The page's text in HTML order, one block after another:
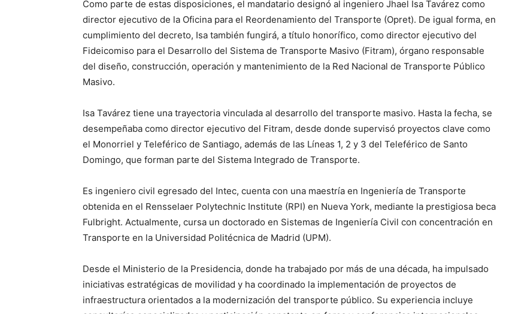
Como parte de estas disposiciones, el mandatario designó al ingeniero Jhael Isa Tavárez como
director ejecutivo de la Oficina para el Reordenamiento del Transporte (Opret). De igual forma, en
cumplimiento del decreto, Isa también fungirá, a título honorífico, como director ejecutivo del
Fideicomiso para el Desarrollo del Sistema de Transporte Masivo (Fitram), órgano responsable
del diseño, construcción, operación y mantenimiento de la Red Nacional de Transporte Público
Masivo.
Isa Tavárez tiene una trayectoria vinculada al desarrollo del transporte masivo. Hasta la fecha, se
desempeñaba como director ejecutivo del Fitram, desde donde supervisó proyectos clave como
el Monorriel y Teleférico de Santiago, además de las Líneas 1, 2 y 3 del Teleférico de Santo
Domingo, que forman parte del Sistema Integrado de Transporte.
Es ingeniero civil egresado del Intec, cuenta con una maestría en Ingeniería de Transporte
obtenida en el Rensselaer Polytechnic Institute (RPI) en Nueva York, mediante la prestigiosa beca
Fulbright. Actualmente, cursa un doctorado en Sistemas de Ingeniería Civil con concentración en
Transporte en la Universidad Politécnica de Madrid (UPM).
Desde el Ministerio de la Presidencia, donde ha trabajado por más de una década, ha impulsado
iniciativas estratégicas de movilidad y ha coordinado la implementación de proyectos de
infraestructura orientados a la modernización del transporte público. Su experiencia incluye